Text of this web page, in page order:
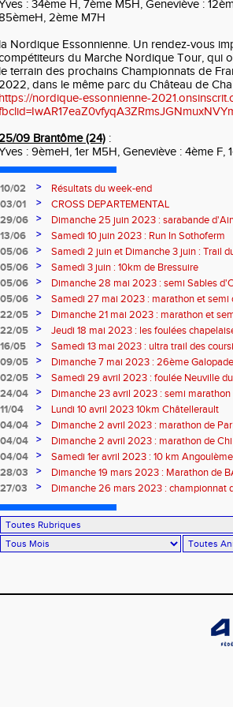
: 34ème H, 7ème M5H, Geneviève :
2ème M7H
la Nordique Essonnienne. Un rendez-vous
du Marche Nordique Tour, qui
le terrain des prochains Championnats de
dans le même parc du Château de
https://nordique-essonnienne-
09 Brantôme (24) :
: 9èmeH, 1er M5H, Geneviève : 4ème F,
10/02 >
Résultats du week-end
03/01
>
CROSS DEPARTEMENTAL
29/06
>
Dimanche 25 juin 2023 : sarabande
13/06
>
Samedi 10 juin 2023 : Run In Sothoferm
05/06
>
Samedi 2 juin et Dimanche 3 juin : Trail
Velay
05/06 >
Samedi 3 juin : 10km de Bressuire
05/06
>
Dimanche 28 mai 2023 : semi Sables
05/06
>
Samedi 27 mai 2023 : marathon et semi
22/05
>
Dimanche 21 mai 2023 : marathon et
22/05
>
Jeudi 18 mai 2023 : les foulées
16/05
>
Samedi 13 mai 2023 : ultra trail des
09/05
>
Dimanche 7 mai 2023 : 26ème
02/05
>
Samedi 29 avril 2023 : foulée Neuville
24/04
>
Dimanche 23 avril 2023 : semi marathon
11/04
>
Lundi 10 avril 2023 10km Châtellerault
04/04
>
Dimanche 2 avril 2023 : marathon de
04/04
>
Dimanche 2 avril 2023 : marathon de
04/04
>
Samedi 1er avril 2023 : 10 km Angoulème
28/03
>
Dimanche 19 mars 2023 : Marathon de
27/03
> Dimanche 26 mars 2023 : championnat